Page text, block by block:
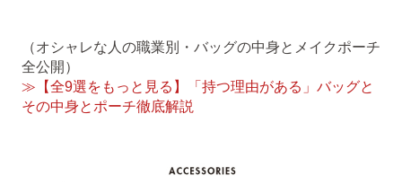
（オシャレな人の職業別・バッグの中身とメイクポーチ
全公開）
≫【全9選をもっと見る】「持つ理由がある」バッグと
その中身とポーチ徹底解説